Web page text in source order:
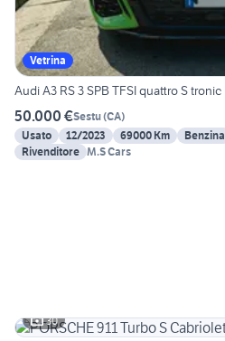
Vetrina
Audi A3 RS 3 SPB TFSI quattro S tronic
50.000 €Sestu(CA)
Usato
12/2023 69000 Km Benzina
Rivenditore M.S Cars
30